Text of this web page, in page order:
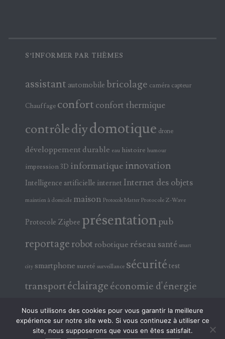
S’INFORMER PAR THÈMES
assistant automobile bricolage caméra capteur
Chauffage confort confort thermique
contrôlediydomotique drone
développement durable eau histoire humour
impression 3D informatique innovation
Intelligence artificielle internet Internet des objets
maintien à domicile maison Protocole Matter Protocole Z-Wave
Protocole Zigbee présentationpub
reportage robot robotique réseau santé smart
city smartphone sureté surveillance sécurité test
transportéclairageéconomie d'énergie
électricité électronique
Nous utilisons des cookies pour vous garantir la meilleure
expérience sur notre site web. Si vous continuez à utiliser ce
site, nous supposerons que vous en êtes satisfait.